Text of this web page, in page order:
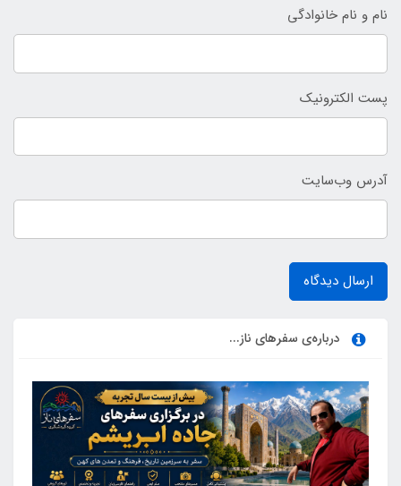
نام و نام خانوادگی
پست الکترونیک
آدرس وب‌سایت
ارسال دیدگاه
درباره‌ی سفرهای ناز...